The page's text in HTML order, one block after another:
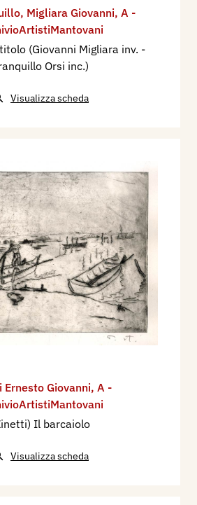
, Migliara Giovanni, A -
(Giovanni Migliara inv. -
Orsi inc.)
Visualizza scheda
Ernesto Giovanni, A -
Il barcaiolo
Visualizza scheda